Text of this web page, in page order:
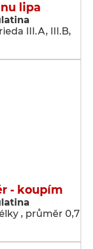
lipa
III.A, III.B,
- koupím
, průměr 0,7